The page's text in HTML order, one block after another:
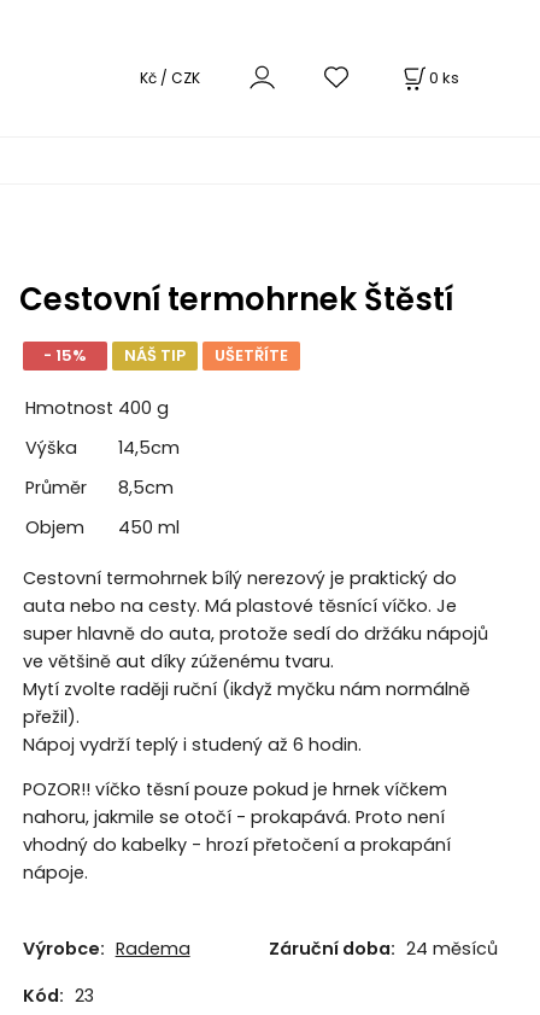
0 ks
Kč / CZK
Cestovní termohrnek Štěstí
- 15% NÁŠ TIP UŠETŘÍTE
Hmotnost 400 g
Výška
14,5cm
Průměr
8,5cm
Objem
450 ml
Cestovní termohrnek bílý nerezový je praktický do
auta nebo na cesty. Má plastové těsnící víčko. Je
super hlavně do auta, protože sedí do držáku nápojů
ve většině aut díky zúženému tvaru.
Mytí zvolte raději ruční (ikdyž myčku nám normálně
přežil).
Nápoj vydrží teplý i studený až 6 hodin.
POZOR!! víčko těsní pouze pokud je hrnek víčkem
nahoru, jakmile se otočí - prokapává. Proto není
vhodný do kabelky - hrozí přetočení a prokapání
nápoje.
Výrobce: Radema Záruční doba: 24 měsíců
Kód: 23